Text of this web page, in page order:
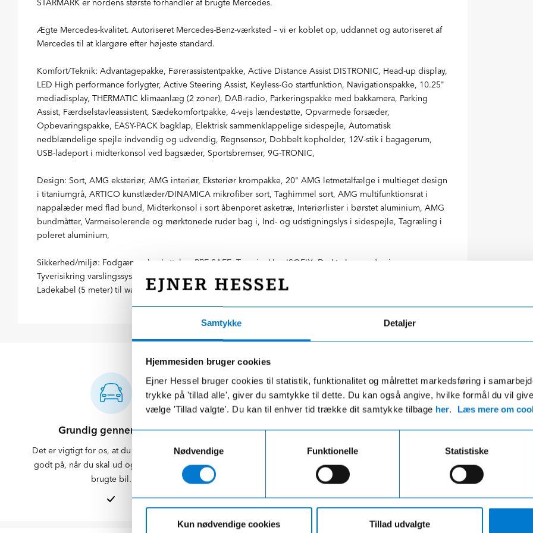
Samtykke Detaljer
Hjemmesiden bruger cookies
Ejner Hessel bruger cookies til statistik, funktionalitet og målrettet markedsføring i
trykke på 'tillad alle', giver du samtykke til dette. Du kan også angive, hvilke formål du vil
vælge 'Tillad valgte'. Du kan til enhver tid trække dit samtykke tilbage her. Læs mere om
Samtykkevalg
Nødvendige
Funktionelle Statistiske
Kun nødvendige cookies Tillad udvalgte
STARMARK er nordens største forhandler af brugte Mercedes.
Ægte Mercedes-kvalitet. Autoriseret Mercedes-Benz-værksted – vi er koblet op, uddannet og autoriseret af
Mercedes til at klargøre efter højeste standard.
Komfort/Teknik: Advantagepakke, Førerassistentpakke, Active Distance Assist DISTRONIC, Head-up display,
LED High performance forlygter, Active Steering Assist, Keyless-Go startfunktion, Navigationspakke, 10.25"
mediadisplay, THERMATIC klimaanlæg (2 zoner), DAB-radio, Parkeringspakke med bakkamera, Parking
Assist, Færdselstavleassistent, Sædekomfortpakke, 4-vejs lændestøtte, Opvarmede forsæder,
Opbevaringspakke, EASY-PACK bagklap, Elektrisk sammenklappelige sidespejle, Automatisk
nedblændelige spejle indvendig og udvendig, Regnsensor, Dobbelt kopholder, 12V-stik i bagagerum,
USB-ladeport i midterkonsol ved bagsæder, Sportsbremser, 9G-TRONIC,
Design: Sort, AMG eksteriør, AMG interiør, Eksteriør krompakke, 20" AMG letmetalfælge i multieget design
i titaniumgrå, ARTICO kunstlæder/DINAMICA mikrofiber sort, Taghimmel sort, AMG multifunktionsrat i
nappalæder med flad bund, Midterkonsol i sort åbenporet asketræ, Interiørlister i børstet aluminium, AMG
bundmåtter, Varmeisolerende og mørktonede ruder bag i, Ind- og udstigningslys i sidespejle, Tagræling i
poleret aluminium,
Sikkerhed/miljø: Fodgængerbeskyttelse, PRE-SAFE, Tyveripakke, ISOFIX, Dæktryksovervågning,
Tyverisikring varslingssystem, Knæairbag, Udvendig lydgenerator, TIREFIT, Bagsædeseleindikator,
Ladekabel (5 meter) til wallbox og offentlig ladning.
Grundig gennemgang
Det er vigtigt for os, at du føler dig klædt
godt på, når du skal ud og nyde din nye
brugte bil.
Klargøring efter fabriksstandarder
Din bil bliver mekanisk og kosmetisk klargjort.
Du kan sjældent se, at bilen har været brugt.
Alt samlet ét
Vi hjælper dig med bil,
finansiering – nemt og